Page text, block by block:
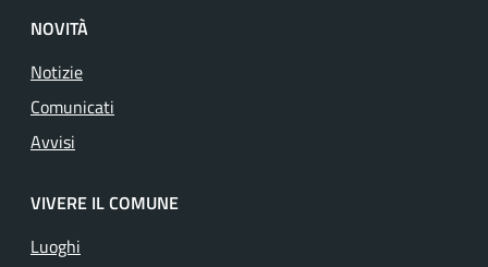
NOVITÀ
Notizie
Comunicati
Avvisi
VIVERE IL COMUNE
Luoghi